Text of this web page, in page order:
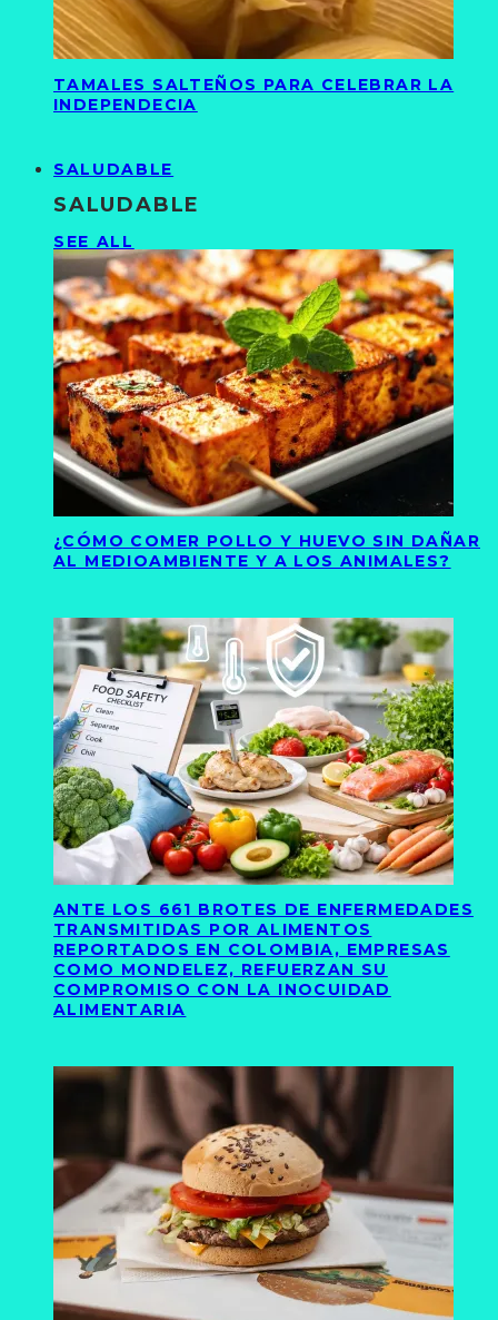
TAMALES SALTEÑOS PARA CELEBRAR LA
INDEPENDECIA
SALUDABLE
SALUDABLE
SEE ALL
¿CÓMO COMER POLLO Y HUEVO SIN DAÑAR
AL MEDIOAMBIENTE Y A LOS ANIMALES?
ANTE LOS 661 BROTES DE ENFERMEDADES
TRANSMITIDAS POR ALIMENTOS
REPORTADOS EN COLOMBIA, EMPRESAS
COMO MONDELEZ, REFUERZAN SU
COMPROMISO CON LA INOCUIDAD
ALIMENTARIA